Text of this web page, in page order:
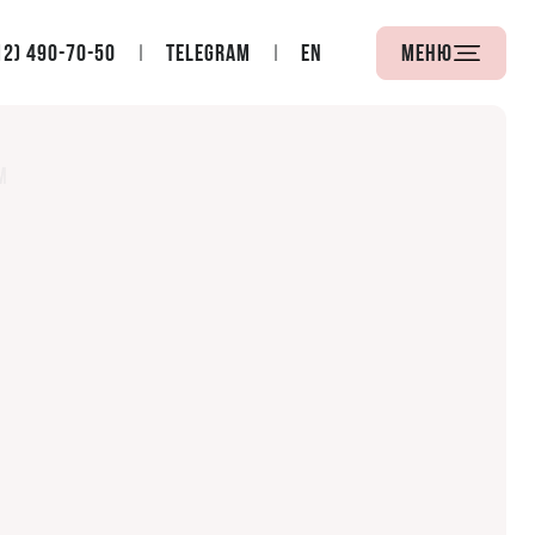
490-70-50 Telegram EN Меню